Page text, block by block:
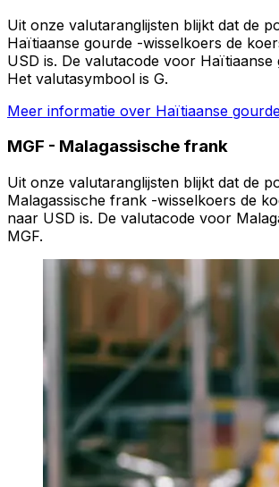
Uit onze valutaranglijsten blijkt dat de
Haïtiaanse gourde -wisselkoers de
USD is. De valutacode voor Haïtiaanse
Het valutasymbool is G.
Meer informatie over Haïtiaanse
MGF - Malagassische frank
Uit onze valutaranglijsten blijkt dat de
Malagassische frank -wisselkoers de
naar USD is. De valutacode voor
MGF.